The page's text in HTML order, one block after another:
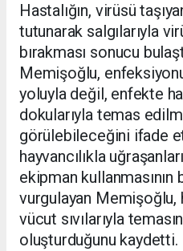
Hastalığın, virüsü
tutunarak salgılarıyla
bırakması sonucu
Memişoğlu,
yoluyla değil, enfekte
dokularıyla temas
görülebileceğini ifade
hayvancılıkla
ekipman kullanmasının
vurgulayan Memişoğlu,
vücut sıvılarıyla
oluşturduğunu kaydetti.